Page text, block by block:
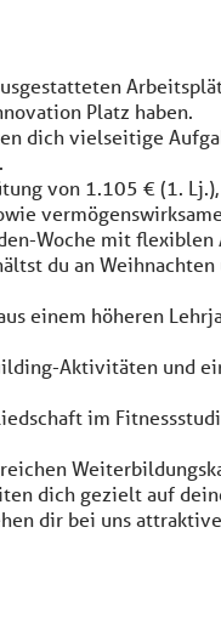
Platz haben.
dich vielseitige
von 1.105 € (1.
Woche mit flexiblen
du an
einem höheren
Aktivitäten und
im
dich gezielt auf
dir bei uns